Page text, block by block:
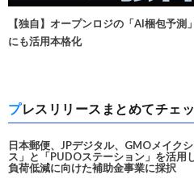
【独自】オープンロジの「AI梱包予
にも活用本格化
プレスリリースまとめてチェ
日本郵便、JPデジタル、GMOメイク
ス」と「PUDOステーション」を活用
負荷低減に向けた補助金事業に採択